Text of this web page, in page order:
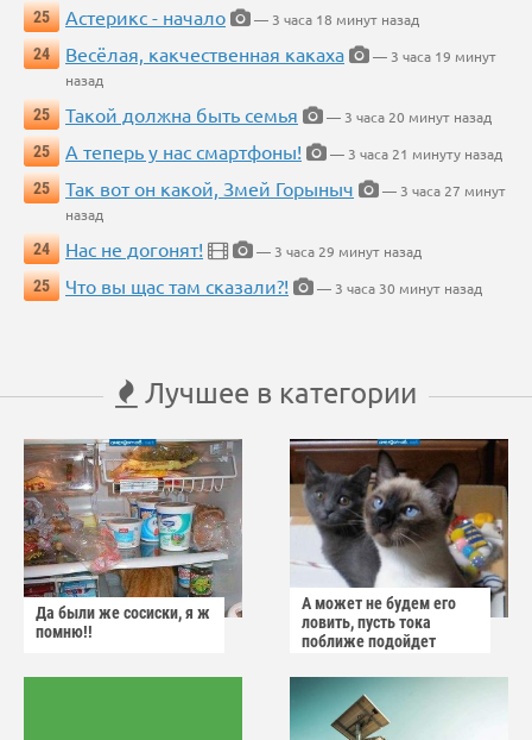
25
Астерикс - начало
— 3 часа 18 минут назад
24
Весёлая, какчественная какаха
— 3 часа 19 минут
назад
25
Такой должна быть семья
— 3 часа 20 минут назад
25
А теперь у нас смартфоны!
— 3 часа 21 минуту назад
25
Так вот он какой, Змей Горыныч
— 3 часа 27 минут
назад
24
Нас не догонят!
— 3 часа 29 минут назад
25
Что вы щас там сказали?! — 3 часа 30 минут назад
Лучшее в категории
Да были же сосиски, я ж
помню!!
А может не будем его
ловить, пусть тока
поближе подойдет